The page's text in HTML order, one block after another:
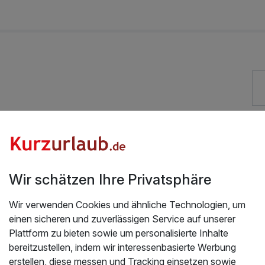
Kostenloses W-LAN
Mit Hotelbar
Wir schätzen Ihre Privatsphäre
Wir verwenden Cookies und ähnliche Technologien, um
einen sicheren und zuverlässigen Service auf unserer
Plattform zu bieten sowie um personalisierte Inhalte
bereitzustellen, indem wir interessenbasierte Werbung
erstellen, diese messen und Tracking einsetzen sowie